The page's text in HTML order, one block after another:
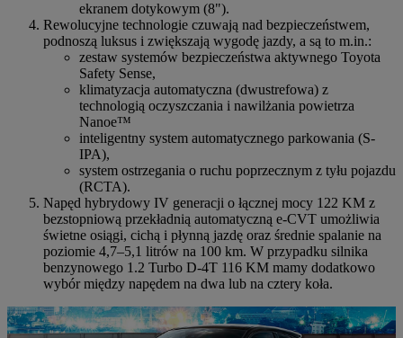
ekranem dotykowym (8").
Rewolucyjne technologie czuwają nad bezpieczeństwem,
podnoszą luksus i zwiększają wygodę jazdy, a są to m.in.:
zestaw systemów bezpieczeństwa aktywnego Toyota
Safety Sense,
klimatyzacja automatyczna (dwustrefowa) z
technologią oczyszczania i nawilżania powietrza
Nanoe™
inteligentny system automatycznego parkowania (S-
IPA),
system ostrzegania o ruchu poprzecznym z tyłu pojazdu
(RCTA).
Napęd hybrydowy IV generacji o łącznej mocy 122 KM z
bezstopniową przekładnią automatyczną e-CVT umożliwia
świetne osiągi, cichą i płynną jazdę oraz średnie spalanie na
poziomie 4,7–5,1 litrów na 100 km. W przypadku silnika
benzynowego 1.2 Turbo D-4T 116 KM mamy dodatkowo
wybór między napędem na dwa lub na cztery koła.